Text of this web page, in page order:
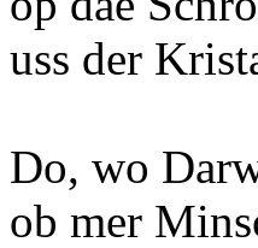
uss der
Do, wo
ob mer